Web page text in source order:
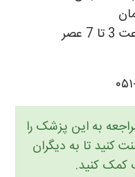
به این پزشک را
کنید تا به دیگران
کمک کنید.